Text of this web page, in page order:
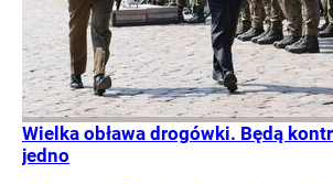
Wielka obława drogówki. Będą
jedno